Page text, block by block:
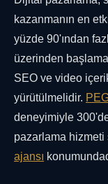
kazanmanın en
yüzde 90'ından
üzerinden
SEO ve video
yürütülmelidir.
deneyimiyle
pazarlama
ajansı